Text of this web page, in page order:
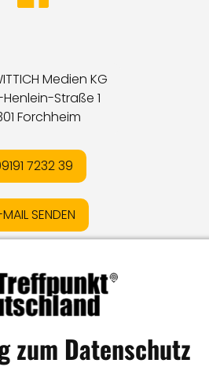
Medien KG
Straße 1
Forchheim
7232 39
SENDEN
IOnline-Streitschlichtung
Kontakt IVertrag widerrufen
Medien GmbH
zum Datenschutz